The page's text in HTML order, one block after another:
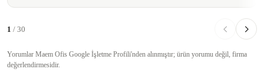
1 / 30
Yorumlar Maem Ofis Google İşletme Profili'nden alınmıştır; ürün yorumu değil, firma
değerlendirmesidir.